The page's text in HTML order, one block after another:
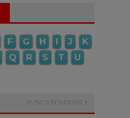
F G H I J
K
Q R S T
U
PUNE O ÎNTREBARE